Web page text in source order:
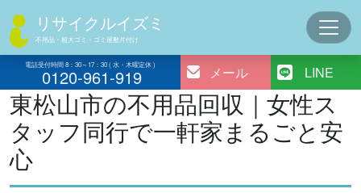
ン
テ
ツ
ッ
プ
リサイクルイズミ
不用品・粗大ゴミ・ゴミ屋敷片付け
電話受付時間 8：30～17：30 ( 水・木曜定休 )
0120-961-919 メール LINE
東松山市の不用品回収｜女性ス
タッフ同行で一軒家まるごと安
心